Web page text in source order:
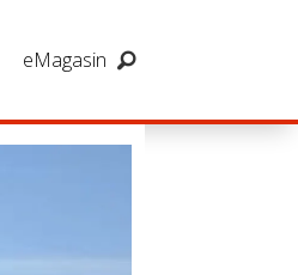
eMagasin